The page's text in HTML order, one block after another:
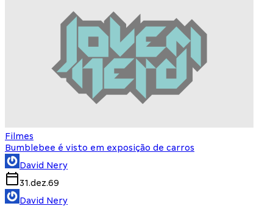
Filmes
Bumblebee é visto em exposição de carros
David Nery
31.dez.69
David Nery